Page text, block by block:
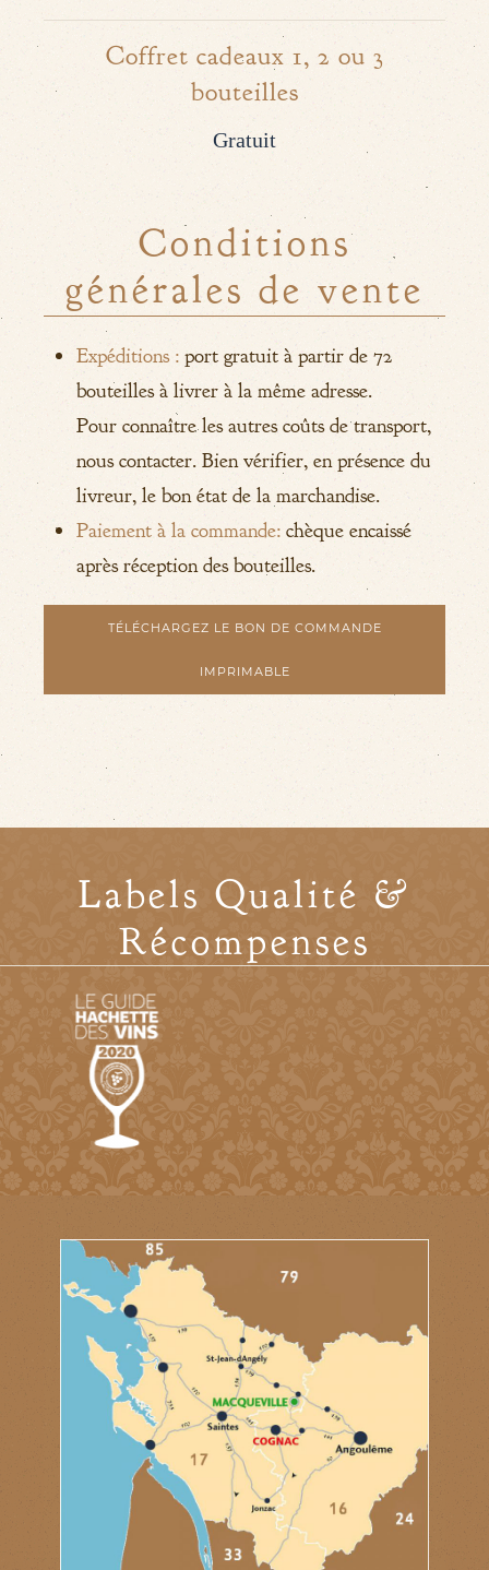
Coffret cadeaux 1, 2 ou 3
bouteilles
Gratuit
Conditions
générales de vente
Expéditions : port gratuit à partir de 72
bouteilles à livrer à la même adresse.
Pour connaître les autres coûts de transport,
nous contacter. Bien vérifier, en présence du
livreur, le bon état de la marchandise.
Paiement à la commande: chèque encaissé
après réception des bouteilles.
TÉLÉCHARGEZ LE BON DE COMMANDE
IMPRIMABLE
Labels Qualité &
Récompenses